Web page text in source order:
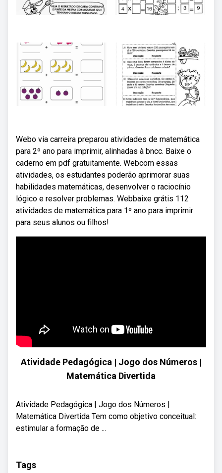
Webo via carreira preparou atividades de matemática
para 2º ano para imprimir, alinhadas à bncc. Baixe o
caderno em pdf gratuitamente. Webcom essas
atividades, os estudantes poderão aprimorar suas
habilidades matemáticas, desenvolver o raciocínio
lógico e resolver problemas. Webbaixe grátis 112
atividades de matemática para 1º ano para imprimir
para seus alunos ou filhos!
Atividade Pedagógica | Jogo dos Números |
Matemática Divertida
Atividade Pedagógica | Jogo dos Números |
Matemática Divertida Tem como objetivo conceitual:
estimular a formação de ...
Tags